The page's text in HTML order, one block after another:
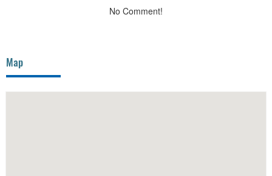
No Comment!
Map